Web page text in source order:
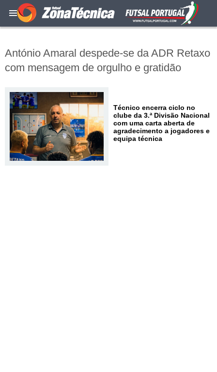
António Amaral despede-se da ADR Retaxo
com mensagem de orgulho e gratidão
Técnico encerra ciclo no
clube da 3.ª Divisão Nacional
com uma carta aberta de
agradecimento a jogadores e
equipa técnica